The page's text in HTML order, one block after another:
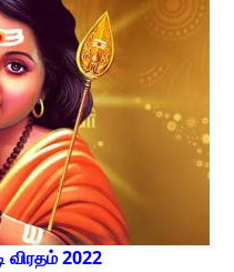
விரதம் 2022